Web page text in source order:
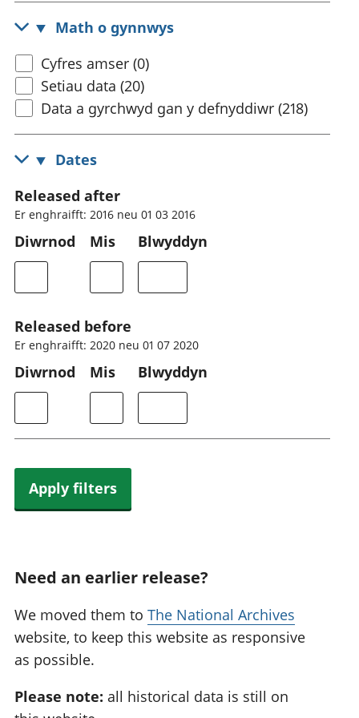
Math o gynnwys
Cyfres amser (0)
Setiau data (20)
Data a gyrchwyd gan y defnyddiwr (218)
Dates
Released after
Er enghraifft: 2016 neu 01 03 2016
Diwrnod Mis Blwyddyn
Released before
Er enghraifft: 2020 neu 01 07 2020
Diwrnod Mis Blwyddyn
Apply filters
Need an earlier release?
We moved them to The National Archives
website, to keep this website as responsive
as possible.
Please note: all historical data is still on